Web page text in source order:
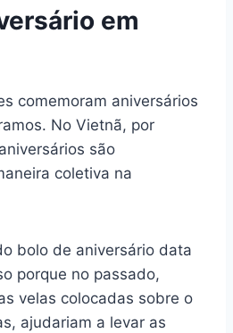
em
comemoram aniversários
No Vietnã, por
são
coletiva na
bolo de aniversário data
porque no passado,
velas colocadas sobre o
ajudariam a levar as